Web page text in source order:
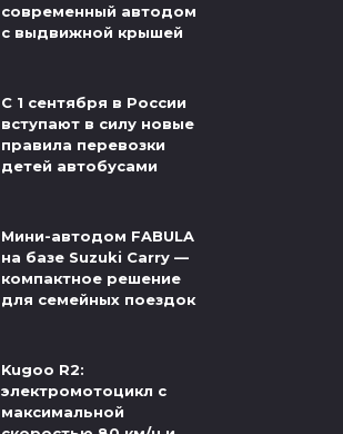
современный автодом
с выдвижной крышей
С 1 сентября в России
вступают в силу новые
правила перевозки
детей автобусами
Мини-автодом FABULA
на базе Suzuki Carry —
компактное решение
для семейных поездок
Kugoo R2:
электромотоцикл с
максимальной